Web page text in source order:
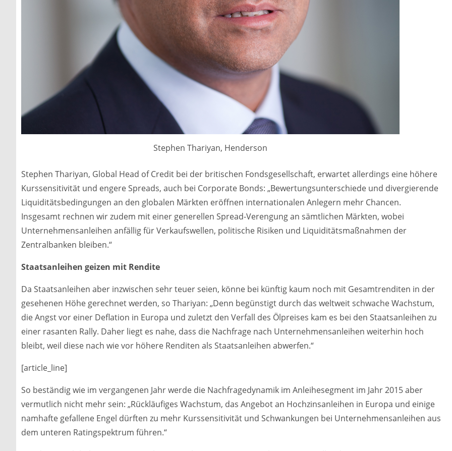
Stephen Thariyan, Henderson
Stephen Thariyan, Global Head of Credit bei der britischen Fondsgesellschaft, erwartet allerdings eine höhere
Kurssensitivität und engere Spreads, auch bei Corporate Bonds: „Bewertungsunterschiede und divergierende
Liquiditätsbedingungen an den globalen Märkten eröffnen internationalen Anlegern mehr Chancen.
Insgesamt rechnen wir zudem mit einer generellen Spread-Verengung an sämtlichen Märkten, wobei
Unternehmensanleihen anfällig für Verkaufswellen, politische Risiken und Liquiditätsmaßnahmen der
Zentralbanken bleiben.“
Staatsanleihen geizen mit Rendite
Da Staatsanleihen aber inzwischen sehr teuer seien, könne bei künftig kaum noch mit Gesamtrenditen in der
gesehenen Höhe gerechnet werden, so Thariyan: „Denn begünstigt durch das weltweit schwache Wachstum,
die Angst vor einer Deflation in Europa und zuletzt den Verfall des Ölpreises kam es bei den Staatsanleihen zu
einer rasanten Rally. Daher liegt es nahe, dass die Nachfrage nach Unternehmensanleihen weiterhin hoch
bleibt, weil diese nach wie vor höhere Renditen als Staatsanleihen abwerfen.“
[article_line]
So beständig wie im vergangenen Jahr werde die Nachfragedynamik im Anleihesegment im Jahr 2015 aber
vermutlich nicht mehr sein: „Rückläufiges Wachstum, das Angebot an Hochzinsanleihen in Europa und einige
namhafte gefallene Engel dürften zu mehr Kurssensitivität und Schwankungen bei Unternehmensanleihen aus
dem unteren Ratingspektrum führen.“